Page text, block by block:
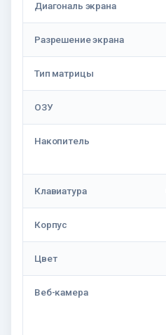
Диагональ экрана
Разрешение экрана
Тип матрицы
ОЗУ
Накопитель
Клавиатура
Корпус
Цвет
Веб-камера